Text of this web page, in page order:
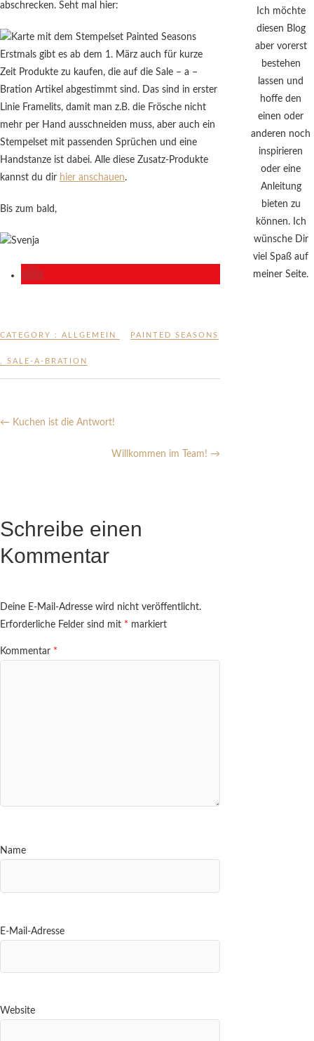
abschrecken. Seht mal hier:
Erstmals gibt es ab dem 1. März auch für kurze
Zeit Produkte zu kaufen, die auf die Sale – a –
Bration Artikel abgestimmt sind. Das sind in erster
Linie Framelits, damit man z.B. die Frösche nicht
mehr per Hand ausschneiden muss, aber auch ein
Stempelset mit passenden Sprüchen und eine
Handstanze ist dabei. Alle diese Zusatz-Produkte
kannst du dir hier anschauen.
Bis zum bald,
CATEGORY : ALLGEMEIN PAINTED SEASONS
SALE-A-BRATION
← Kuchen ist die Antwort!
Willkommen im Team! →
Schreibe einen
Kommentar
Deine E-Mail-Adresse wird nicht veröffentlicht.
Erforderliche Felder sind mit * markiert
Kommentar *
Name
E-Mail-Adresse
Website
Ich möchte
diesen Blog
aber vorerst
bestehen
lassen und
hoffe den
einen oder
anderen noch
inspirieren
oder eine
Anleitung
bieten zu
können. Ich
wünsche Dir
viel Spaß auf
meiner Seite.